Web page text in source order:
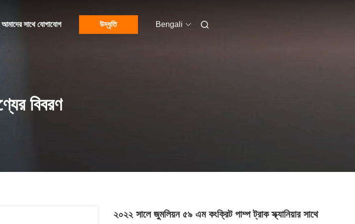
আমাদের সাথে যোগাযোগ উদ্ধৃতি Bengali
বিবরণ
২০২২ সালে জুমলিয়ন ৫৯ এম কংক্রিট পাম্প ট্রাক স্ক্যানিয়ার সাথে